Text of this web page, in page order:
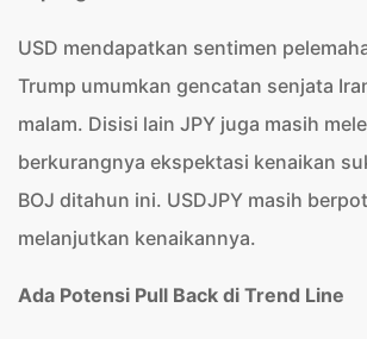
USD mendapatkan sentimen
Trump umumkan gencatan senjata
malam. Disisi lain JPY juga masih
berkurangnya ekspektasi kenaikan
BOJ ditahun ini. USDJPY masih
melanjutkan kenaikannya.
Ada Potensi Pull Back di Trend Line